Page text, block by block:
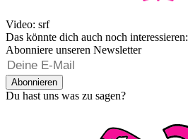
Video: srf
Das könnte dich auch noch interessieren:
Abonniere unseren Newsletter
Abonnieren
Du hast uns was zu sagen?